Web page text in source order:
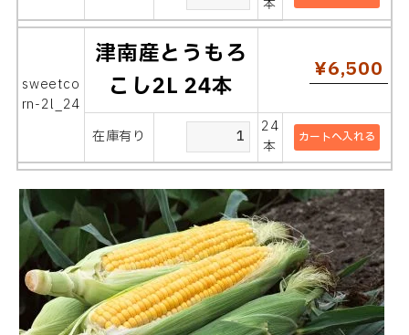
本
sweetco
rn-2l_24
津南産とうもろ
こし2L 24本
¥6,500
在庫有り
24
本